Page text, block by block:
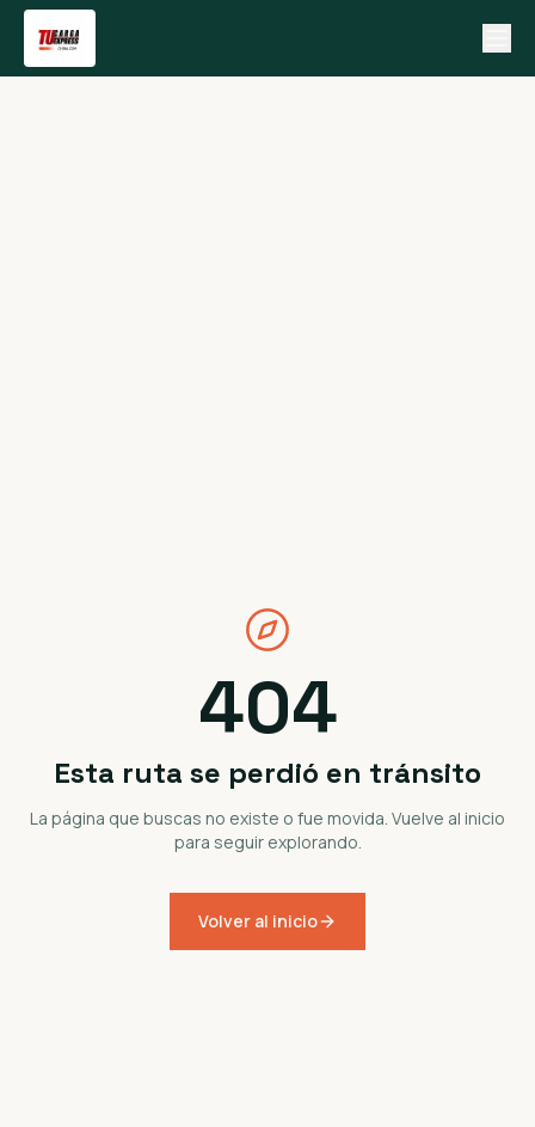
404
Esta ruta se perdió en tránsito
La página que buscas no existe o fue movida. Vuelve al inicio
para seguir explorando.
Volver al inicio